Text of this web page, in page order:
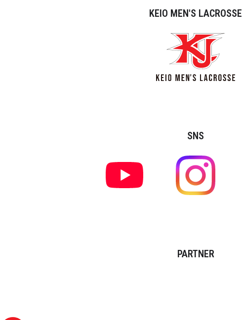
KEIO MEN'S LACROSSE
SNS
PARTNER